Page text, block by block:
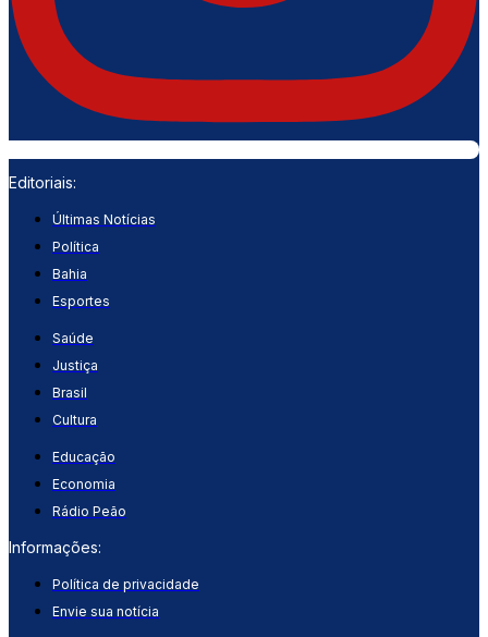
Editoriais:
Últimas Notícias
Política
Bahia
Esportes
Saúde
Justiça
Brasil
Cultura
Educação
Economia
Rádio Peão
Informações:
Política de privacidade
Envie sua notícia